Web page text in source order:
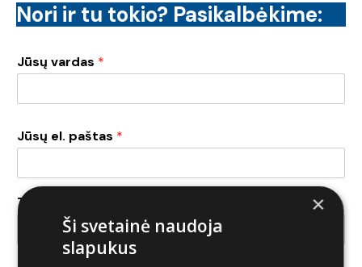
Nori ir tu tokio? Pasikalbėkime:
Jūsų vardas *
Jūsų el. paštas *
Telefono nr. ×
Ši svetainė naudoja
slapukus